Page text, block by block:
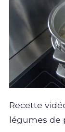
Recette
légumes de